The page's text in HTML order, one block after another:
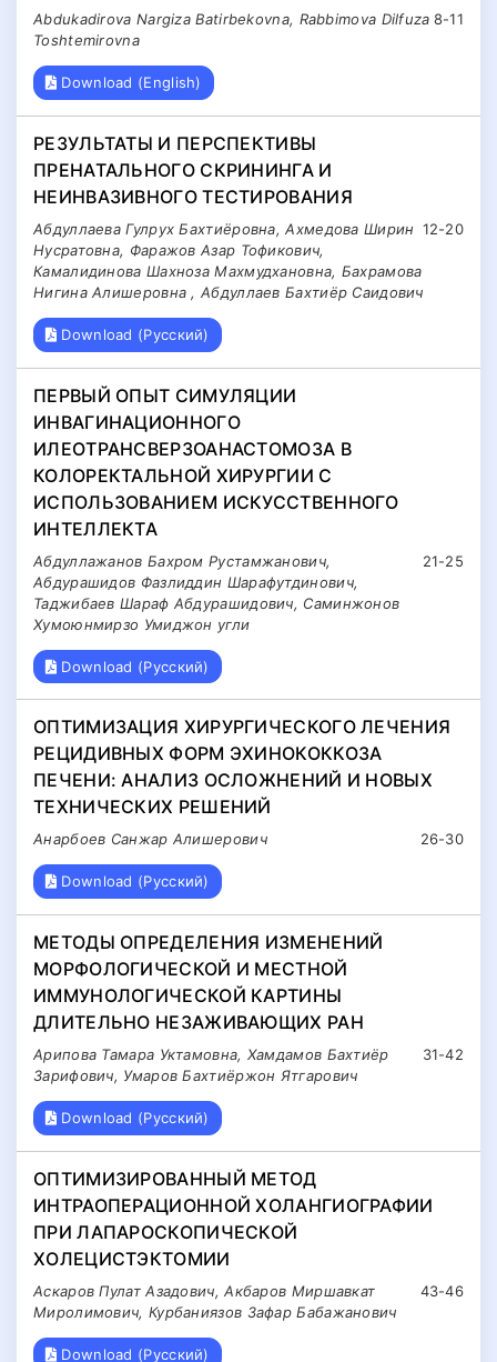
8-11
Abdukadirova Nargiza Batirbekovna, Rabbimova Dilfuza
Toshtemirovna
Download (English)
РЕЗУЛЬТАТЫ И ПЕРСПЕКТИВЫ
ПРЕНАТАЛЬНОГО СКРИНИНГА И
НЕИНВАЗИВНОГО ТЕСТИРОВАНИЯ
12-20
Абдуллаева Гулрух Бахтиёровна, Ахмедова Ширин
Нусратовна, Фаражов Азар Тофикович,
Камалидинова Шахноза Махмудхановна, Бахрамова
Нигина Алишеровна , Абдуллаев Бахтиёр Саидович
Download (Русский)
ПЕРВЫЙ ОПЫТ СИМУЛЯЦИИ
ИНВАГИНАЦИОННОГО
ИЛЕОТРАНСВЕРЗОАНАСТОМОЗА В
КОЛОРЕКТАЛЬНОЙ ХИРУРГИИ С
ИСПОЛЬЗОВАНИЕМ ИСКУССТВЕННОГО
ИНТЕЛЛЕКТА
21-25
Абдуллажанов Бахром Рустамжанович,
Абдурашидов Фазлиддин Шарафутдинович,
Таджибаев Шараф Абдурашидович, Саминжонов
Хумоюнмирзо Умиджон угли
Download (Русский)
ОПТИМИЗАЦИЯ ХИРУРГИЧЕСКОГО ЛЕЧЕНИЯ
РЕЦИДИВНЫХ ФОРМ ЭХИНОКОККОЗА
ПЕЧЕНИ: АНАЛИЗ ОСЛОЖНЕНИЙ И НОВЫХ
ТЕХНИЧЕСКИХ РЕШЕНИЙ
26-30
Анарбоев Санжар Алишерович
Download (Русский)
МЕТОДЫ ОПРЕДЕЛЕНИЯ ИЗМЕНЕНИЙ
МОРФОЛОГИЧЕСКОЙ И МЕСТНОЙ
ИММУНОЛОГИЧЕСКОЙ КАРТИНЫ
ДЛИТЕЛЬНО НЕЗАЖИВАЮЩИХ РАН
31-42
Арипова Тамара Уктамовна, Хамдамов Бахтиёр
Зарифович, Умаров Бахтиёржон Ятгарович
Download (Русский)
ОПТИМИЗИРОВАННЫЙ МЕТОД
ИНТРАОПЕРАЦИОННОЙ ХОЛАНГИОГРАФИИ
ПРИ ЛАПАРОСКОПИЧЕСКОЙ
ХОЛЕЦИСТЭКТОМИИ
43-46
Аскаров Пулат Азадович, Акбаров Миршавкат
Миролимович, Курбаниязов Зафар Бабажанович
Download (Русский)